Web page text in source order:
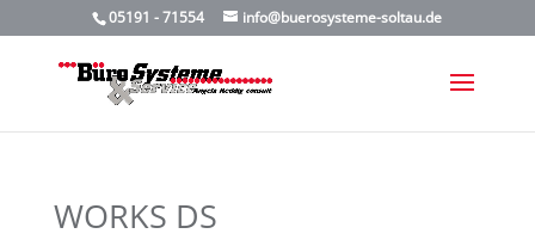
05191 - 71554 info@buerosysteme-soltau.de
WORKS DS